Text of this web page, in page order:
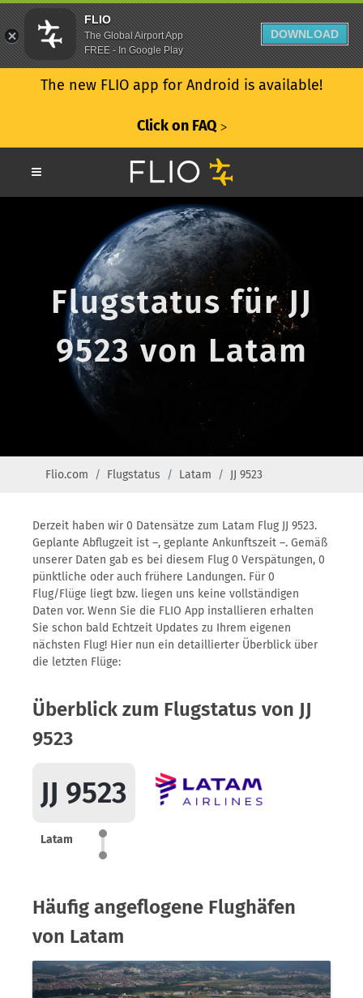
The new FLIO app for Android is available!
Click on FAQ ᐳ
Flugstatus für JJ
9523 von Latam
Flio.com Flugstatus Latam JJ 9523
Derzeit haben wir 0 Datensätze zum Latam Flug JJ 9523.
Geplante Abflugzeit ist –, geplante Ankunftszeit –. Gemäß
unserer Daten gab es bei diesem Flug 0 Verspätungen, 0
pünktliche oder auch frühere Landungen. Für 0
Flug/Flüge liegt bzw. liegen uns keine vollständigen
Daten vor. Wenn Sie die FLIO App installieren erhalten
Sie schon bald Echtzeit Updates zu Ihrem eigenen
nächsten Flug! Hier nun ein detaillierter Überblick über
die letzten Flüge:
Überblick zum Flugstatus von JJ
9523
JJ 9523
Latam
Häufig angeflogene Flughäfen
von Latam
FLIO
The Global Airport App
FREE - In Google Play
DOWNLOAD